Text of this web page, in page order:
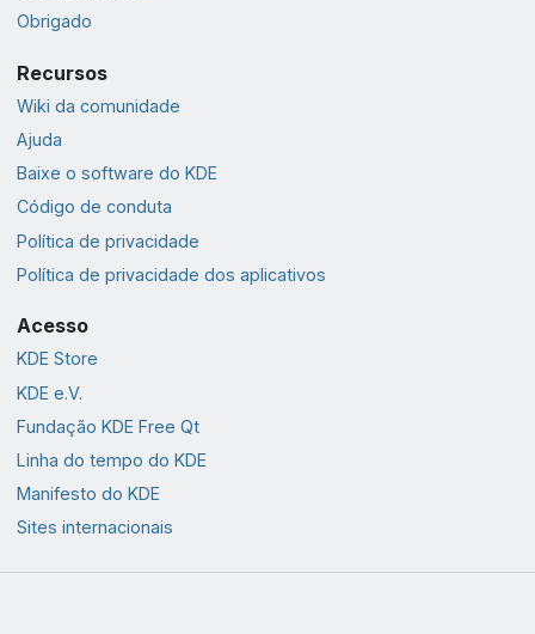
Obrigado
Recursos
Wiki da comunidade
Ajuda
Baixe o software do KDE
Código de conduta
Política de privacidade
Política de privacidade dos aplicativos
Acesso
KDE Store
KDE e.V.
Fundação KDE Free Qt
Linha do tempo do KDE
Manifesto do KDE
Sites internacionais